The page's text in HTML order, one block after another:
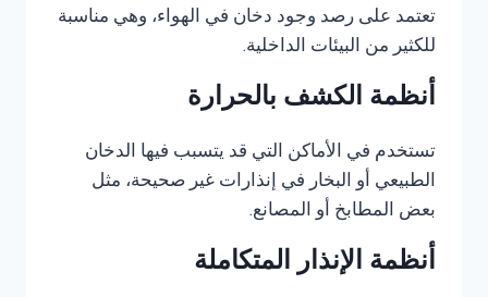
تعتمد على رصد وجود دخان في الهواء، وهي مناسبة
للكثير من البيئات الداخلية.
أنظمة الكشف بالحرارة
تستخدم في الأماكن التي قد يتسبب فيها الدخان
الطبيعي أو البخار في إنذارات غير صحيحة، مثل
بعض المطابخ أو المصانع.
أنظمة الإنذار المتكاملة